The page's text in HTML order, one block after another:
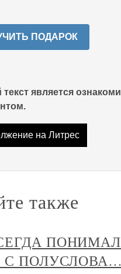
ПОДАРОК
является
на Литрес
также
С ПОЛУСЛОВА…